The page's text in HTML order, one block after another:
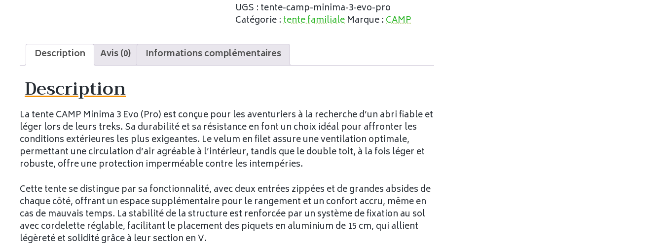
UGS : tente-camp-minima-3-evo-pro
Catégorie :tente familiale Marque :CAMP
Description Avis (0) Informations complémentaires
Description
La tente CAMP Minima 3 Evo (Pro) est conçue pour les aventuriers à la recherche d’un abri fiable et
léger lors de leurs treks. Sa durabilité et sa résistance en font un choix idéal pour affronter les
conditions extérieures les plus exigeantes. Le velum en filet assure une ventilation optimale,
permettant une circulation d’air agréable à l’intérieur, tandis que le double toit, à la fois léger et
robuste, offre une protection imperméable contre les intempéries.
Cette tente se distingue par sa fonctionnalité, avec deux entrées zippées et de grandes absides de
chaque côté, offrant un espace supplémentaire pour le rangement et un confort accru, même en
cas de mauvais temps. La stabilité de la structure est renforcée par un système de fixation au sol
avec cordelette réglable, facilitant le placement des piquets en aluminium de 15 cm, qui allient
légèreté et solidité grâce à leur section en V.